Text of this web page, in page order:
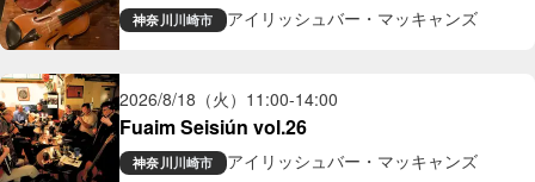
神奈川川崎市 アイリッシュバー・マッキャンズ
2026/8/18（火） 11:00-14:00
Fuaim Seisiún vol.26
神奈川川崎市 アイリッシュバー・マッキャンズ